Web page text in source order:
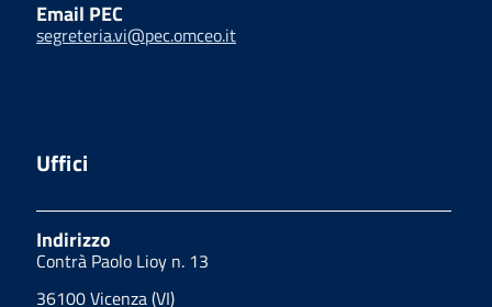
Email PEC
segreteria.vi@pec.omceo.it
Uffici
Indirizzo
Contrà Paolo Lioy n. 13
36100 Vicenza (VI)